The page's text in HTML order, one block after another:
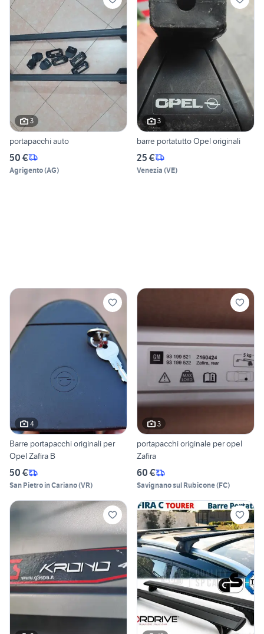
3
portapacchi auto
50 €
Agrigento(AG)
3
barre portatutto Opel originali
25 €
Venezia (VE)
4
Barre portapacchi originali per
Opel Zafira B
50 €
San Pietro in Cariano(VR)
3
portapacchi originale per opel
Zafira
60 €
Savignano sul Rubicone(FC)